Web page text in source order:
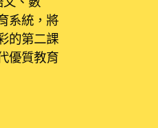
系統，將
的第二課
優質教育